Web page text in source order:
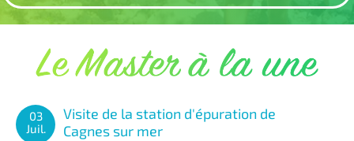
03
Juil.
Visite de la station d'épuration de
Cagnes sur mer